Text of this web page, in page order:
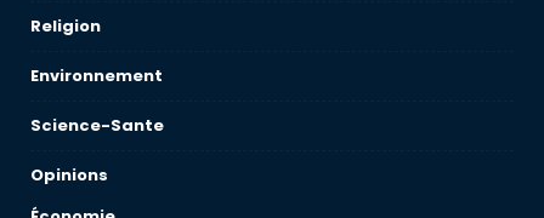
Religion
Environnement
Science-Sante
Opinions